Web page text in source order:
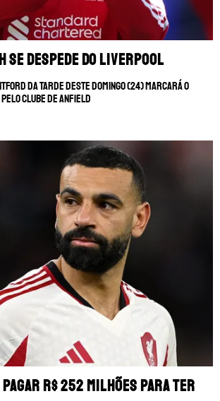
se despede do Liverpool
da tarde deste domingo (24) marcará o
clube de Anfield
R$ 252 milhões para ter